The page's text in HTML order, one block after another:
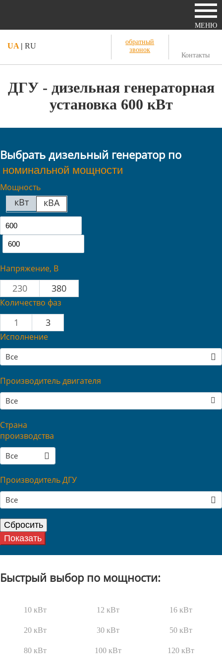
МЕНЮ
UA | RU
обратный
звонок
Контакты
ДГУ - дизельная генераторная
установка 600 кВт
Выбрать дизельный генератор по
Мощность
кВт кВА
Напряжение, В
230 380
Количество фаз
1 3
Исполнение
Все
Производитель двигателя
Все
Страна
производства
Все
Производитель ДГУ
Все
Быстрый выбор по мощности:
10 кВт 12 кВт 16 кВт
20 кВт 30 кВт 50 кВт
80 кВт 100 кВт 120 кВт